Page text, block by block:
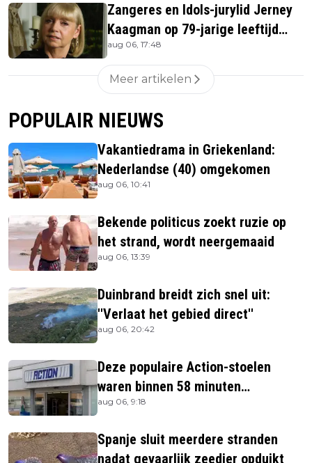
Zangeres en Idols-jurylid Jerney
Kaagman op 79-jarige leeftijd
overleden
aug 06, 17:48
Meer artikelen
POPULAIR NIEUWS
Vakantiedrama in Griekenland:
Nederlandse (40) omgekomen
aug 06, 10:41
Bekende politicus zoekt ruzie op
het strand, wordt neergemaaid
aug 06, 13:39
Duinbrand breidt zich snel uit:
''Verlaat het gebied direct''
aug 06, 20:42
Deze populaire Action-stoelen
waren binnen 58 minuten
uitverkocht zijn vandaag weer te
aug 06, 9:18
Spanje sluit meerdere stranden
nadat gevaarlijk zeedier opduikt